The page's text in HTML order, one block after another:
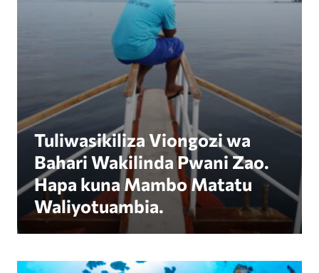
Tuliwasikiliza Viongozi wa
Bahari Wakilinda Pwani Zao.
Hapa kuna Mambo Matatu
Waliyotuambia.